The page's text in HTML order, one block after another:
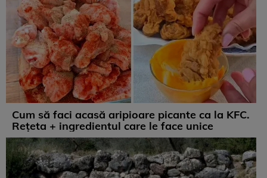
Cum să faci acasă aripioare picante ca la KFC.
Rețeta + ingredientul care le face unice